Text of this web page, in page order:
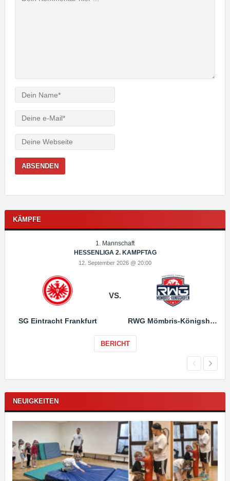
Verfasser
Mail
Webseite
KÄMPFE
1. Mannschaft
HESSENLIGA 2. KAMPFTAG
12. September 2026 @ 20:00
SG Eintracht Frankfurt
VS.
RWG Mömbris-Königshofen
BERICHT
NEUIGKEITEN